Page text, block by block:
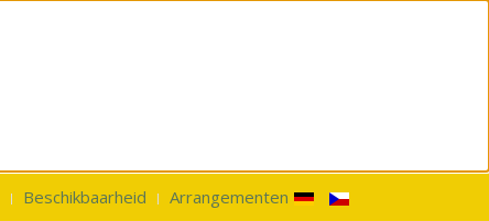
Beschikbaarheid Arrangementen